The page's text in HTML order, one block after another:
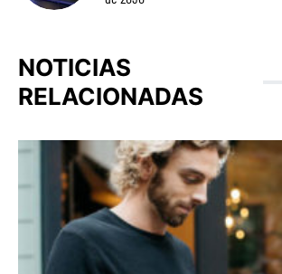
NOTICIAS
RELACIONADAS